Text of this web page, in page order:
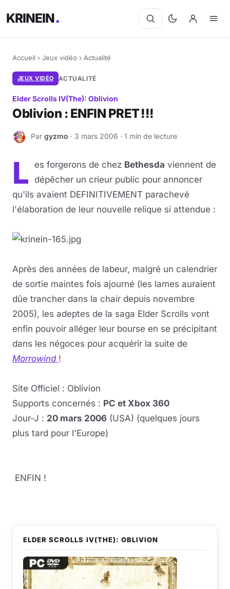
KRINEIN
Accueil › Jeux vidéo › Actualité
JEUX VIDÉO ACTUALITÉ
Elder Scrolls IV(The): Oblivion
Oblivion : ENFIN PRET !!!
G Par gyzmo · 3 mars 2006 · 1 min de lecture
L es forgerons de chez Bethesda viennent de
dépêcher un crieur public pour annoncer
qu'ils avaient DEFINITIVEMENT parachevé
l'élaboration de leur nouvelle relique si attendue :
Après des années de labeur, malgré un calendrier
de sortie maintes fois ajourné (les lames auraient
dûe trancher dans la chair depuis novembre
2005), les adeptes de la saga Elder Scrolls vont
enfin pouvoir alléger leur bourse en se précipitant
dans les négoces pour acquérir la suite de
Morrowind !
Site Officiel : Oblivion
Supports concernés : PC et Xbox 360
Jour-J : 20 mars 2006 (USA) (quelques jours
plus tard pour l'Europe)
ENFIN !
ELDER SCROLLS IV(THE): OBLIVION